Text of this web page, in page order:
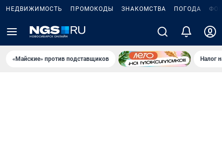
НЕДВИЖИМОСТЬ ПРОМОКОДЫ ЗНАКОМСТВА ПОГОДА
«Майские» против подставщиков Налог